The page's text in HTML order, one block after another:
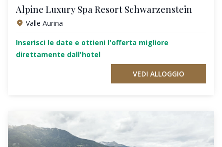
Alpine Luxury Spa Resort Schwarzenstein
Valle Aurina
Inserisci le date e ottieni l'offerta migliore
direttamente dall'hotel
VEDI ALLOGGIO